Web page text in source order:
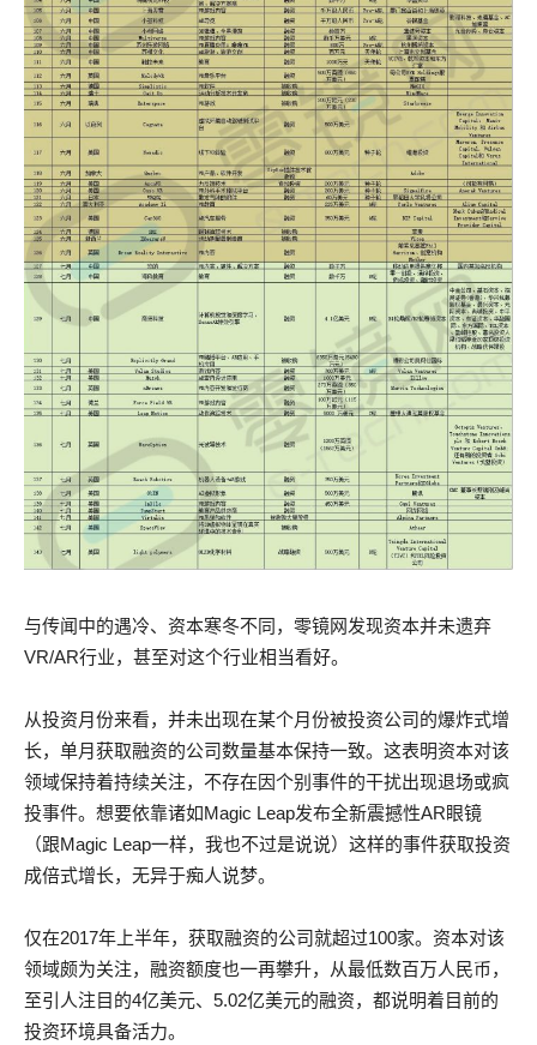
与传闻中的遇冷、资本寒冬不同，零镜网发现资本并未遗弃
VR/AR行业，甚至对这个行业相当看好。
从投资月份来看，并未出现在某个月份被投资公司的爆炸式增
长，单月获取融资的公司数量基本保持一致。这表明资本对该
领域保持着持续关注，不存在因个别事件的干扰出现退场或疯
投事件。想要依靠诸如Magic Leap发布全新震撼性AR眼镜
（跟Magic Leap一样，我也不过是说说）这样的事件获取投资
成倍式增长，无异于痴人说梦。
仅在2017年上半年，获取融资的公司就超过100家。资本对该
领域颇为关注，融资额度也一再攀升，从最低数百万人民币，
至引人注目的4亿美元、5.02亿美元的融资，都说明着目前的
投资环境具备活力。